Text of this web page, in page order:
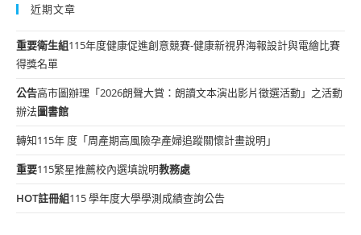
近期文章
重要衛生組115年度健康促進創意競賽-健康新視界海報設計與電繪比賽
得獎名單
公告高市圖辦理「2026朗聲大賞：朗讀文本演出影片徵選活動」之活動
辦法圖書館
轉知115年 度「周產期高風險孕產婦追蹤關懷計畫說明」
重要115繁星推薦校內選填說明教務處
HOT註冊組115 學年度大學學測成績查詢公告